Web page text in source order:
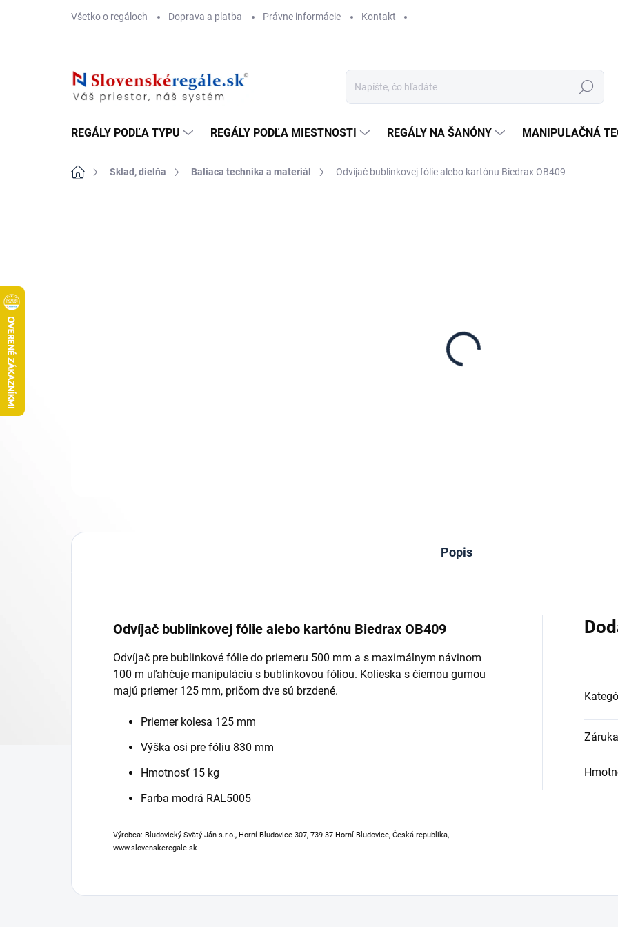
Všetko o regáloch Doprava a platba Právne informácie Kontakt
Hľadať
REGÁLY PODĽA TYPU REGÁLY PODĽA MIESTNOSTI REGÁLY NA ŠANÓNY MANIPULAČNÁ
DomovSklad, dielňa Baliaca technika a materiál Odvíjač bublinkovej fólie alebo kartónu Biedrax OB409
Popis
Odvíjač bublinkovej fólie alebo kartónu Biedrax OB409
Odvíjač pre bublinkové fólie do priemeru 500 mm a s maximálnym návinom
100 m uľahčuje manipuláciu s bublinkovou fóliou. Kolieska s čiernou gumou
majú priemer 125 mm, pričom dve sú brzdené.
Priemer kolesa 125 mm
Výška osi pre fóliu 830 mm
Hmotnosť 15 kg
Farba modrá RAL5005
Výrobca: Bludovický Svätý Ján s.r.o., Horní Bludovice 307, 739 37 Horní Bludovice, Česká republika,
www.slovenskeregale.sk
Záruka